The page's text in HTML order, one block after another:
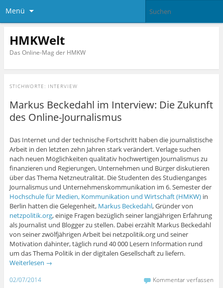
Menü
HMKWelt
Das Online-Mag der HMKW
STICHWORTE: INTERVIEW
Markus Beckedahl im Interview: Die Zukunft
des Online-Journalismus
Das Internet und der technische Fortschritt haben die journalistische
Arbeit in den letzten zehn Jahren stark verändert. Verlage suchen
nach neuen Möglichkeiten qualitativ hochwertigen Journalismus zu
finanzieren und Regierungen, Unternehmen und Bürger diskutieren
über das Thema Netzneutralität. Die Studenten des Studienganges
Journalismus und Unternehmenskommunikation im 6. Semester der
Hochschule für Medien, Kommunikation und Wirtschaft (HMKW)in
Berlin hatten die Gelegenheit, Markus Beckedahl, Gründer von
netzpolitik.org, einige Fragen bezüglich seiner langjährigen Erfahrung
als Journalist und Blogger zu stellen. Dabei erzählt Markus Beckedahl
von seiner zwölfjährigen Arbeit bei netzpolitik.org und seiner
Motivation dahinter, täglich rund 40 000 Lesern Information rund
um das Thema Politik in der digitalen Gesellschaft zu liefern.
Weiterlesen →
02/07/2014 Kommentar verfassen